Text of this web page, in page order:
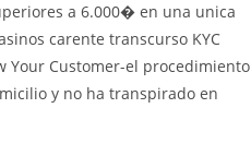
a 6.000� en una unica
carente transcurso KYC
Your Customer-el procedimiento
y no ha transpirado en